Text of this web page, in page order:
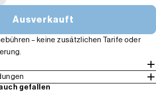
Ausverkauft
– keine zusätzlichen Tarife oder
gefallen